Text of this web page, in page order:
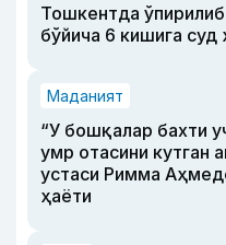
Тошкентда
бўйича 6 кишига суд
Маданият
“У бошқалар бахти
умр отасини кутган
устаси Римма
ҳаёти